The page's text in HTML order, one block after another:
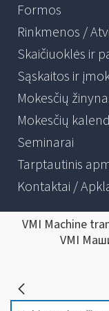
Formos
Rinkmenos /
Skaičiuoklės ir
Sąskaitos ir
Mokesčių
Mokesčių
Seminarai
Tarptautinis
Kontaktai /
VMI Machine
VMI